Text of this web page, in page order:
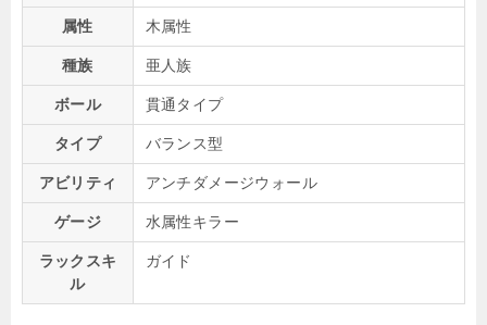
属性 木属性
種族 亜人族
ボール 貫通タイプ
タイプ バランス型
アビリティ アンチダメージウォール
ゲージ 水属性キラー
ラックスキ
ル
ガイド